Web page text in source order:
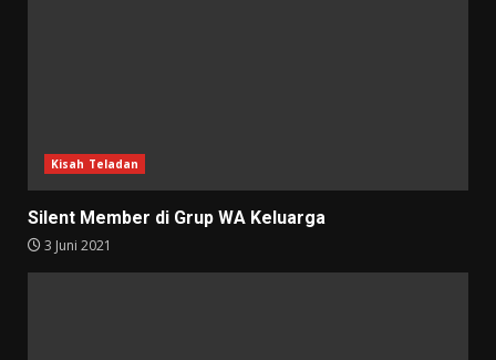
Kisah Teladan
Silent Member di Grup WA Keluarga
3 Juni 2021